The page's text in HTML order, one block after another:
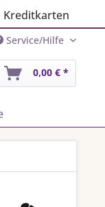
Kreditkarten
Service/Hilfe
0,00 € *